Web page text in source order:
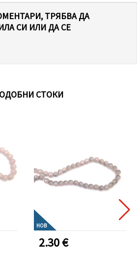
ТРЯБВА ДА
СИ ИЛИ ДА СЕ
СТОКИ
НОВ
2.30 €